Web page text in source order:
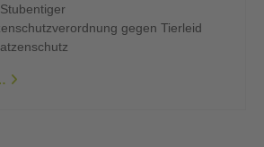
gegen Tierleid